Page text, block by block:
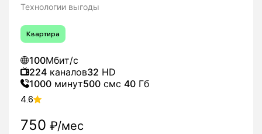
Технологии выгоды
Квартира
100Мбит/с
224 каналов32 HD
1000 минут500 смс 40 Гб
4.6
750 ₽/мес